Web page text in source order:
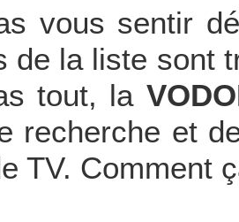
vous sentir
de la liste sont
tout, la
recherche et
TV. Comment